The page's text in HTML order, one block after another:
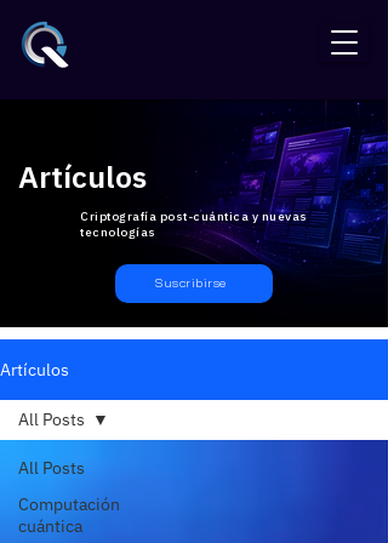
Artículos
Criptografía post-cuántica y nuevas
tecnologías
Suscribirse
Artículos
All Posts
Computación
cuántica
All Posts